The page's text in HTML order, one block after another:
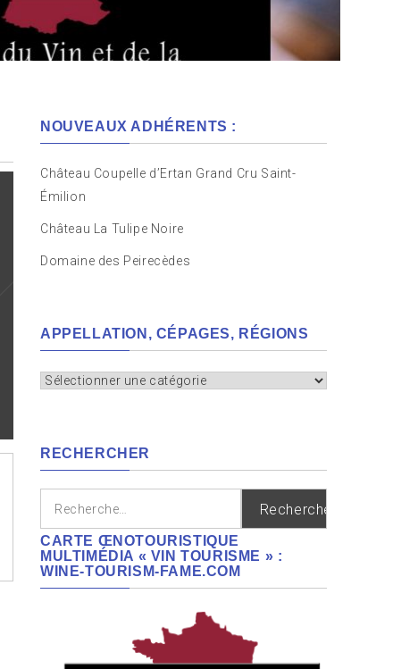
NOUVEAUX ADHÉRENTS :
Château Coupelle d’Ertan Grand Cru Saint-
Émilion
Château La Tulipe Noire
Domaine des Peirecèdes
APPELLATION, CÉPAGES, RÉGIONS
Appellation,
RECHERCHER
CARTE ŒNOTOURISTIQUE
MULTIMÉDIA « VIN TOURISME » :
WINE-TOURISM-FAME.COM